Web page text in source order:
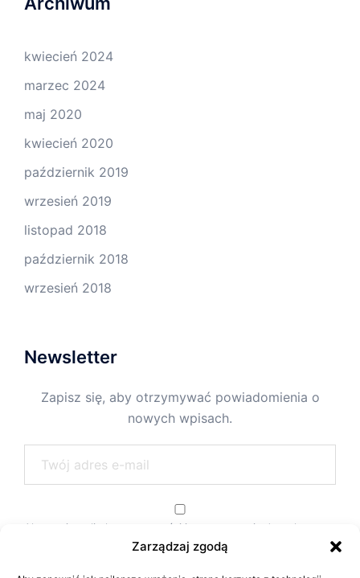
Zarządzaj zgodą
kwiecień 2024
marzec 2024
maj 2020
kwiecień 2020
październik 2019
wrzesień 2019
listopad 2018
październik 2018
wrzesień 2018
Newsletter
Zapisz się, aby otrzymywać powiadomienia o
nowych wpisach.
Akceptuję politykę prywatności i przetwarzania danych.